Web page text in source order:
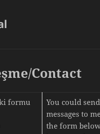
Contact
formu
You could
messages to
the form